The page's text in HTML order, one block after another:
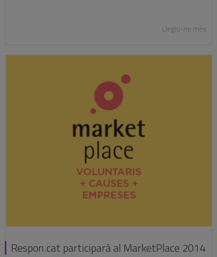
Llegiu-ne més
Respon.cat participarà al MarketPlace 2014